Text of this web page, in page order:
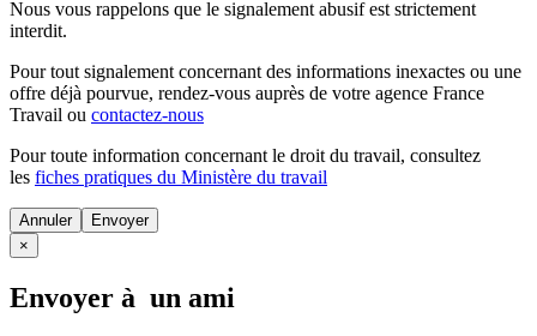
Nous vous rappelons que le signalement abusif est strictement
interdit.
Pour tout signalement concernant des informations inexactes ou une
offre déjà pourvue, rendez-vous auprès de votre agence France
Travail ou contactez-nous
Pour toute information concernant le droit du travail, consultez
les fiches pratiques du Ministère du travail
Annuler
×
Envoyer à un ami